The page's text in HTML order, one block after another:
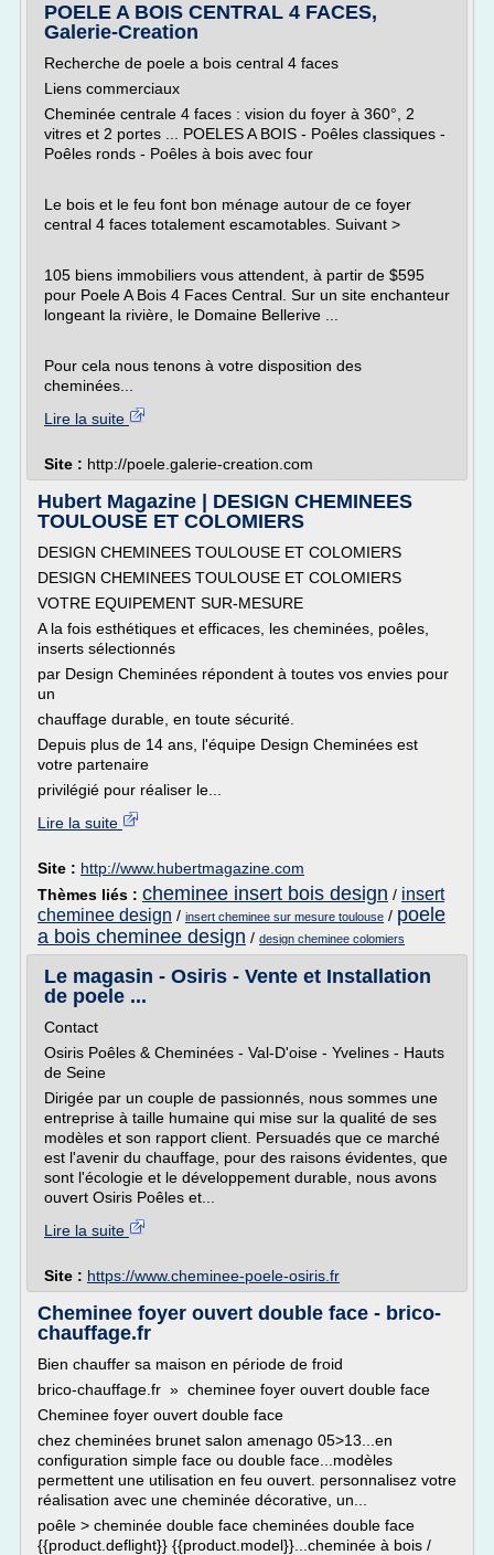
POELE A BOIS CENTRAL 4 FACES,
Galerie-Creation
Recherche de poele a bois central 4 faces
Liens commerciaux
Cheminée centrale 4 faces : vision du foyer à 360°, 2
vitres et 2 portes ... POELES A BOIS - Poêles classiques -
Poêles ronds - Poêles à bois avec four
Le bois et le feu font bon ménage autour de ce foyer
central 4 faces totalement escamotables. Suivant >
105 biens immobiliers vous attendent, à partir de $595
pour Poele A Bois 4 Faces Central. Sur un site enchanteur
longeant la rivière, le Domaine Bellerive ...
Pour cela nous tenons à votre disposition des
cheminées...
Lire la suite
Site : http://poele.galerie-creation.com
Hubert Magazine | DESIGN CHEMINEES
TOULOUSE ET COLOMIERS
DESIGN CHEMINEES TOULOUSE ET COLOMIERS
DESIGN CHEMINEES TOULOUSE ET COLOMIERS
VOTRE EQUIPEMENT SUR-MESURE
A la fois esthétiques et efficaces, les cheminées, poêles,
inserts sélectionnés
par Design Cheminées répondent à toutes vos envies pour
un
chauffage durable, en toute sécurité.
Depuis plus de 14 ans, l'équipe Design Cheminées est
votre partenaire
privilégié pour réaliser le...
Lire la suite
Site : http://www.hubertmagazine.com
Thèmes liés : cheminee insert bois design / insert
cheminee design / insert cheminee sur mesure toulouse / poele
a bois cheminee design / design cheminee colomiers
Le magasin - Osiris - Vente et Installation
de poele ...
Contact
Osiris Poêles & Cheminées - Val-D'oise - Yvelines - Hauts
de Seine
Dirigée par un couple de passionnés, nous sommes une
entreprise à taille humaine qui mise sur la qualité de ses
modèles et son rapport client. Persuadés que ce marché
est l'avenir du chauffage, pour des raisons évidentes, que
sont l'écologie et le développement durable, nous avons
ouvert Osiris Poêles et...
Lire la suite
Site : https://www.cheminee-poele-osiris.fr
Cheminee foyer ouvert double face - brico-
chauffage.fr
Bien chauffer sa maison en période de froid
brico-chauffage.fr » cheminee foyer ouvert double face
Cheminee foyer ouvert double face
chez cheminées brunet salon amenago 05>13...en
configuration simple face ou double face...modèles
permettent une utilisation en feu ouvert. personnalisez votre
réalisation avec une cheminée décorative, un...
poêle > cheminée double face cheminées double face
{{product.deflight}} {{product.model}}...cheminée à bois /